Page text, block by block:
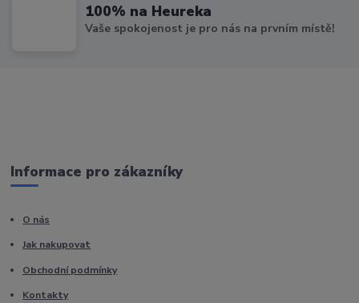
100% na Heureka
Vaše spokojenost je pro nás na prvním místě!
Informace pro zákazníky
O nás
Jak nakupovat
Obchodní podmínky
Kontakty